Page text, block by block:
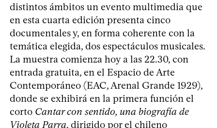
distintos ámbitos un evento multimedia que
en esta cuarta edición presenta cinco
documentales y, en forma coherente con la
temática elegida, dos espectáculos musicales.
La muestra comienza hoy a las 22.30, con
entrada gratuita, en el Espacio de Arte
Contemporáneo (EAC, Arenal Grande 1929),
donde se exhibirá en la primera función el
corto Cantar con sentido, una biografía de
Violeta Parra, dirigido por el chileno